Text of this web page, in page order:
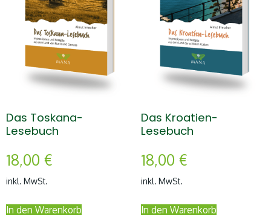
Das Toskana-
Lesebuch
18,00 €
inkl. MwSt.
In den Warenkorb
Das Kroatien-
Lesebuch
18,00 €
inkl. MwSt.
In den Warenkorb